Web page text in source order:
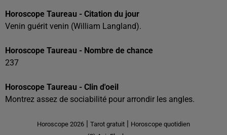
Horoscope Taureau - Citation du jour
Venin guérit venin (William Langland).
Horoscope Taureau - Nombre de chance
237
Horoscope Taureau - Clin d'oeil
Montrez assez de sociabilité pour arrondir les angles.
Horoscope 2026 Tarot gratuit
Horoscope quotidien